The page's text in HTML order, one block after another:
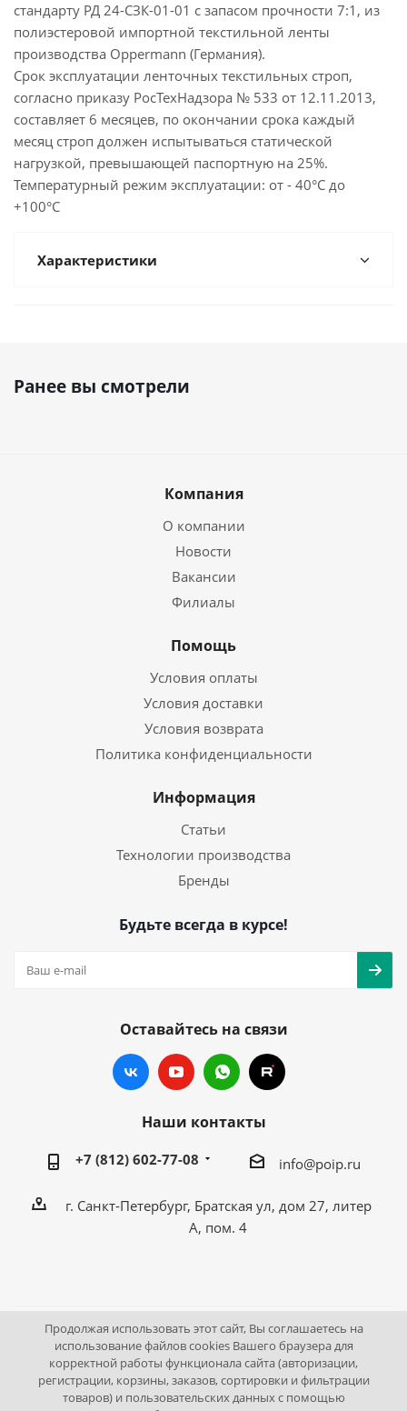
стандарту РД 24-СЗК-01-01 с запасом прочности 7:1, из
полиэстеровой импортной текстильной ленты
производства Oppermann (Германия).
Срок эксплуатации ленточных текстильных строп,
согласно приказу РосТехНадзора № 533 от 12.11.2013,
составляет 6 месяцев, по окончании срока каждый
месяц строп должен испытываться статической
нагрузкой, превышающей паспортную на 25%.
Температурный режим эксплуатации: от - 40°С до
+100°С
Характеристики
Ранее вы смотрели
Компания
О компании
Новости
Вакансии
Филиалы
Помощь
Условия оплаты
Условия доставки
Условия возврата
Политика конфиденциальности
Информация
Статьи
Технологии производства
Бренды
Будьте всегда в курсе!
Оставайтесь на связи
Наши контакты
+7 (812) 602-77-08 info@poip.ru
г. Санкт-Петербург, Братская ул, дом 27, литер
А, пом. 4
2009 - 2026 © Промышленное оборудование Интернет
портал.
195043, г. Санкт-Петербург, Братская ул, дом 27, литер А,
Продолжая использовать этот сайт, Вы соглашаетесь на
использование файлов cookies Вашего браузера для
корректной работы функционала сайта (авторизации,
регистрации, корзины, заказов, сортировки и фильтрации
товаров) и пользовательских данных с помощью